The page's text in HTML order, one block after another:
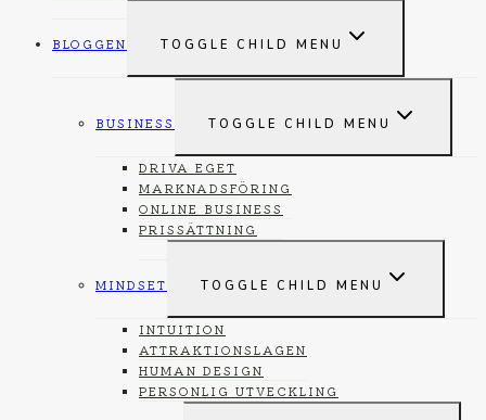
BLOGGEN TOGGLE CHILD MENU
BUSINESS TOGGLE CHILD MENU
DRIVA EGET
MARKNADSFÖRING
ONLINE BUSINESS
PRISSÄTTNING
MINDSET TOGGLE CHILD MENU
INTUITION
ATTRAKTIONSLAGEN
HUMAN DESIGN
PERSONLIG UTVECKLING